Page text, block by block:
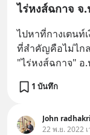
ไร่หงส์ฉกาจ
ไปหาที่กางเตนท์
ที่สำคัญคือไม่ไก
"ไร่หงส์ฉกาจ" อ
1 บันทึก
John
22 พ.ย. 2022